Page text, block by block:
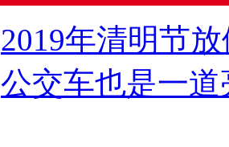
2019年清明节
公交车也是一